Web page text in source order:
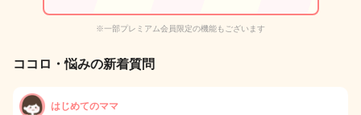
※一部プレミアム会員限定の機能もございます
ココロ・悩みの新着質問
はじめてのママ